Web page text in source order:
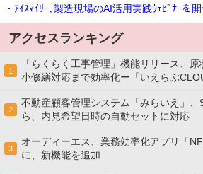
・ｱｲｽﾏｲﾘｰ､製造現場のAI活用実践ｳｪﾋﾞﾅｰを
アクセスランキング
1
「らくらく工事管理」機能リリース、
小修繕対応まで効率化ー「いえらぶ
2
不動産顧客管理システム「みらいえ」
ら、内見希望日時の自動セットに対応
3
オーディーエス、業務効率化アプリ「
に、新機能を追加